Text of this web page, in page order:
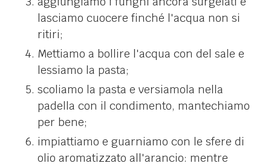
lasciamo cuocere finché l'acqua non si
ritiri;
Mettiamo a bollire l'acqua con del sale e
lessiamo la pasta;
scoliamo la pasta e versiamola nella
padella con il condimento, mantechiamo
per bene;
impiattiamo e guarniamo con le sfere di
olio aromatizzato all'arancio: mentre